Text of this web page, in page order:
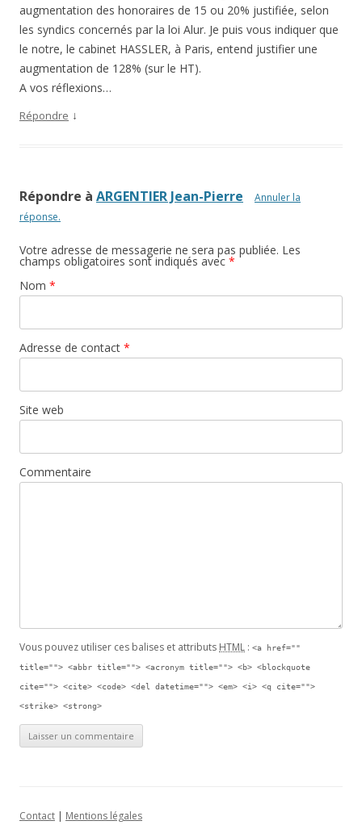
augmentation des honoraires de 15 ou 20% justifiée, selon
les syndics concernés par la loi Alur. Je puis vous indiquer que
le notre, le cabinet HASSLER, à Paris, entend justifier une
augmentation de 128% (sur le HT).
A vos réflexions…
Répondre ↓
Répondre à ARGENTIER Jean-Pierre
Annuler la
réponse.
Votre adresse de messagerie ne sera pas publiée. Les
champs obligatoires sont indiqués avec *
Nom *
Adresse de contact *
Site web
Commentaire
Vous pouvez utiliser ces balises et attributs HTML : <a href=""
title=""> <abbr title=""> <acronym title=""> <b> <blockquote
cite=""> <cite> <code> <del datetime=""> <em> <i> <q cite="">
<strike> <strong>
Contact | Mentions légales